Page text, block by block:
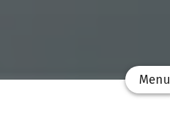
Menu